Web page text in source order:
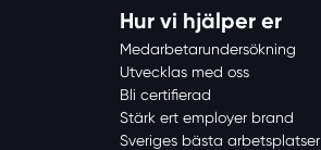
Hur vi hjälper er
Medarbetarundersökning
Utvecklas med oss
Bli certifierad
Stärk ert employer brand
Sveriges bästa arbetsplatser